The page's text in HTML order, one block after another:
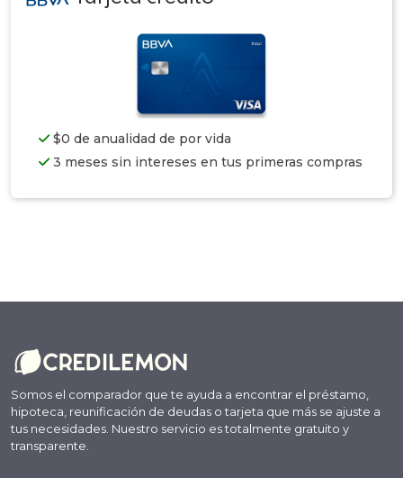
$0 de anualidad de por vida
3 meses sin intereses en tus primeras compras
Somos el comparador que te ayuda a encontrar el préstamo,
hipoteca, reunificación de deudas o tarjeta que más se ajuste a
tus necesidades. Nuestro servicio es totalmente gratuito y
transparente.